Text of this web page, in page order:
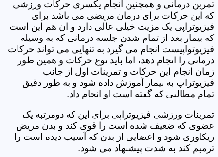
تمرین درمانی و همچنین انجام یکسری حرکات ورزشی
که این حرکات برای درمان مریضی می باشد برای
فیزیوتراپی یک مزیت خیلی عالی دارد و ان هم این است
که بیمار بعد از تمام شدن جلسه درمانی که به وسیله
فیزیوتواپیست انجام می گیرد به تنهایی می تواند حرکات
درمانی را انجام دهد، اما باید نوع حرکات و همین طور
زمان انجام این حرکات و تمرینات اول از جانب
فیزیوتراپ به بیمار آموزش داده شود و به طور دقیق
تمام مطالبی که گفته است او انجام داد.
تمرینات ورزشی فیزیوتراپی برای این که دومرتبه یک
عضوی که ضعیف شده است را قوی کند و بدن مریض
ریکاوری شود و اعضایی از بدن که آسیب دیده است را
ترمیم کند به شدت پیشنهاد می شود.